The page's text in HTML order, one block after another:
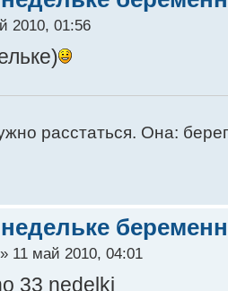
2010, 01:56
расстаться. Она:
» 11 май 2010, 04:01
33 nedelki